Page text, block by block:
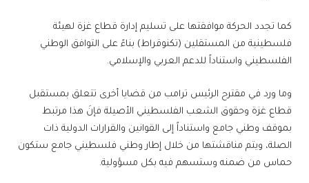
كما تجدد الحركة موافقتها على تسليم إدارة قطاع غزة لهيئة
فلسطينية من المستقلين (تكنوقراط) بناءً على التوافق الوطني
الفلسطيني واستناداً للدعم العربي والإسلامي.
وما ورد في مقترح الرئيس ترامب من قضايا أخرى تتعلق بمستقبل
قطاع غزة وحقوق الشعب الفلسطيني الأصيلة فإنَ هذا مرتبط
بموقف وطني جامع واستناداً إلى القوانين والقرارات الدولية ذات
الصلة، ويتم مناقشتها من خلال إطار وطني فلسطيني جامع ستكون
حماس من ضمنه وستسهم فيه بكل مسؤولية.